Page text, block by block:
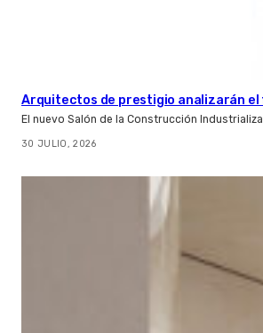
Arquitectos de prestigio analizarán el
El nuevo Salón de la Construcción
30 JULIO, 2026